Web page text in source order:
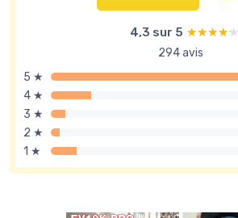
4,3 sur 5 ★★★★★
★★★★★
294 avis
5 ★
4 ★
3 ★
2 ★
1 ★